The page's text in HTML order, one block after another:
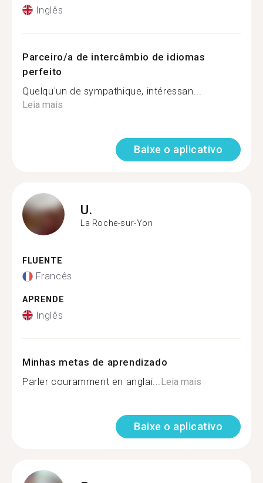
Inglês
Parceiro/a de intercâmbio de idiomas
perfeito
Quelqu'un de sympathique, intéressan...
Leia mais
Baixe o aplicativo
U.
La Roche-sur-Yon
FLUENTE
Francês
APRENDE
Inglês
Minhas metas de aprendizado
Parler couramment en anglai... Leia mais
Baixe o aplicativo